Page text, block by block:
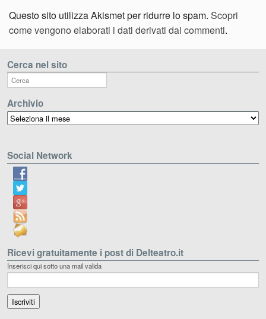
Questo sito utilizza Akismet per ridurre lo spam. Scopri
come vengono elaborati i dati derivati dai commenti.
Cerca nel sito
Archivio
Archivio
Social Network
Ricevi gratuitamente i post di Delteatro.it
Inserisci qui sotto una mail valida